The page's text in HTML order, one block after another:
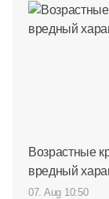
Возрастные
вредный
07. Aug 10:50